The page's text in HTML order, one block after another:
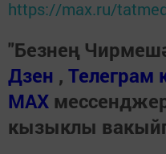
https://max.ru/
"Безнең
Дзен , Телеграм
МАХ
кызыклы